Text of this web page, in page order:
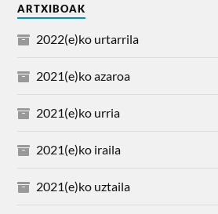
ARTXIBOAK
2022(e)ko urtarrila
2021(e)ko azaroa
2021(e)ko urria
2021(e)ko iraila
2021(e)ko uztaila